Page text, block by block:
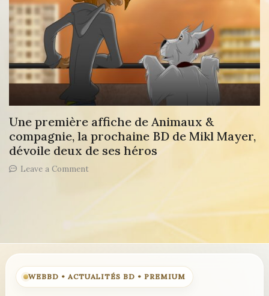
Une première affiche de Animaux &
compagnie, la prochaine BD de Mikl Mayer,
dévoile deux de ses héros
Leave a Commenton
compagnie,
la
prochaine
BD
WEBBD • ACTUALITÉS BD • PREMIUM